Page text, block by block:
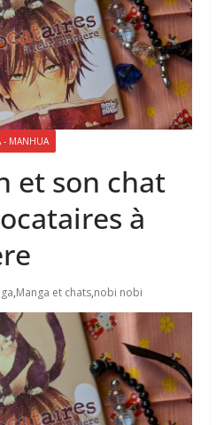
- MANHUA
et son chat
à
,Manga et chats,nobi nobi